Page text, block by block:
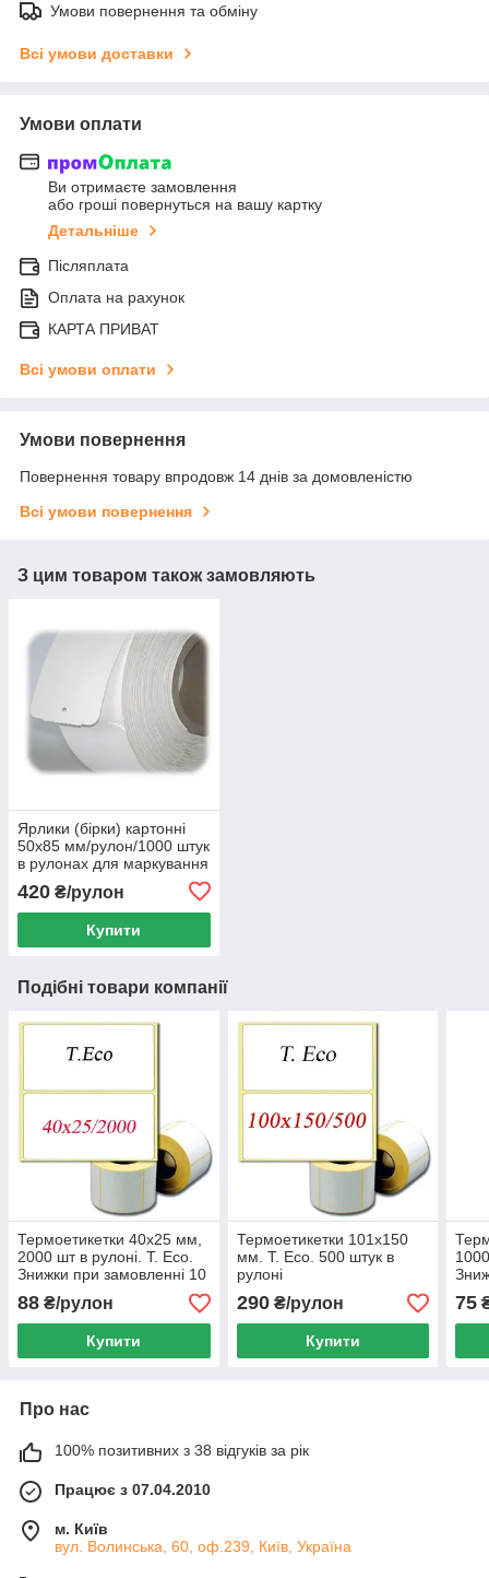
Умови повернення та обміну
Всі умови доставки
Умови оплати
Ви отримаєте замовлення
або гроші повернуться на вашу картку
Детальніше
Післяплата
Оплата на рахунок
КАРТА ПРИВАТ
Всі умови оплати
Умови повернення
Повернення товару впродовж 14 днів за домовленістю
Всі умови повернення
З цим товаром також замовляють
Ярлики (бірки) картонні
50х85 мм/рулон/1000 штук
в рулонах для маркування
продаж картонних бірок
420 ₴/рулон
Купити
Подібні товари компанії
Термоетикетки 40x25 мм,
2000 шт в рулоні. Т. Есо.
Знижки при замовленні 10
рулонів! Дивіться оптові
ціни
88 ₴/рулон
Купити
Термоетикетки 101х150
мм. T. Eco. 500 штук в
рулоні
290₴/рулон
Купити
75
Про нас
100% позитивних з 38 відгуків за рік
Працює з 07.04.2010
м. Київ
вул. Волинська, 60, оф.239, Київ, Україна